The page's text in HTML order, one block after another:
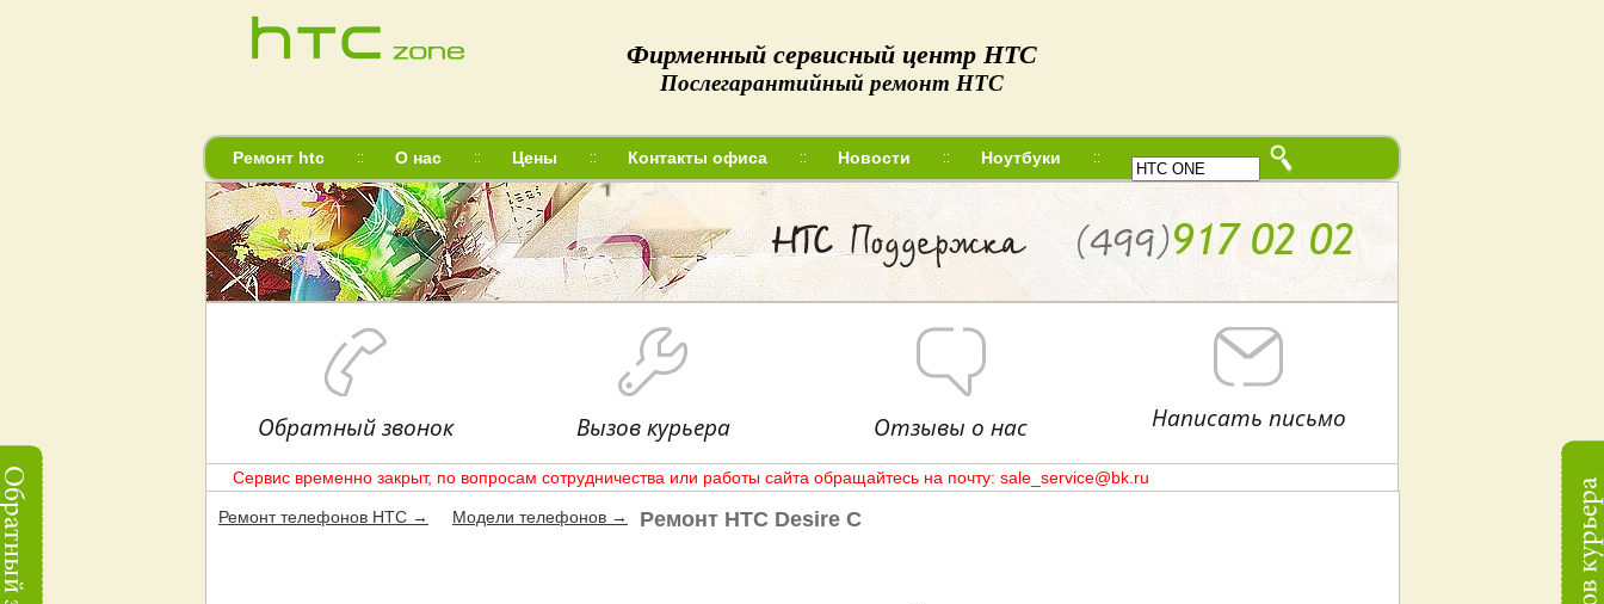
Фирменный сервисный центр HTC
Послегарантийный ремонт HTC
Ремонт htc О нас Цены Контакты офиса Новости
Ноутбуки
О нас
Цены
Контакты офиса
Новости
Обратный звонок Вызов курьера Отзывы о нас Написать письмо
Сервис временно закрыт, по вопросам сотрудничества или работы сайта обращайтесь на почту: sale_service@bk.ru
Ремонт телефонов HTC → Модели телефонов → Ремонт HTC Desire C